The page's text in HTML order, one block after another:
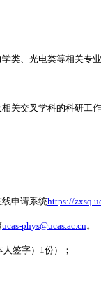
类、光电类等相关专
关交叉学科的科研工作
申请系统https://
ucas-phys@ucas.ac.cn 。
签字）1份）；